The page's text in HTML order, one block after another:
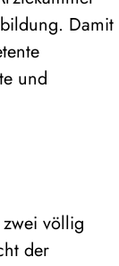
Damit
und
völlig
der